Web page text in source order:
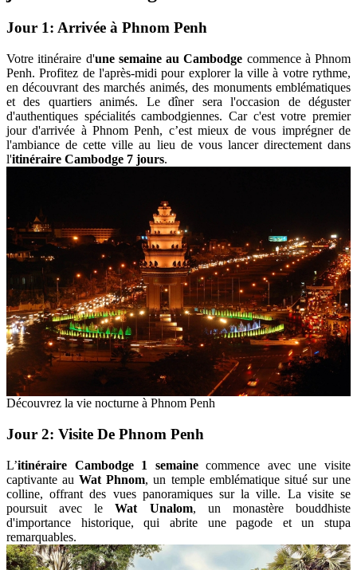
Jour 1: Arrivée à Phnom Penh
Votre itinéraire d'une semaine au Cambodge commence à Phnom
Penh. Profitez de l'après-midi pour explorer la ville à votre rythme,
en découvrant des marchés animés, des monuments emblématiques
et des quartiers animés. Le dîner sera l'occasion de déguster
d'authentiques spécialités cambodgiennes. Car c'est votre premier
jour d'arrivée à Phnom Penh, c’est mieux de vous imprégner de
l'ambiance de cette ville au lieu de vous lancer directement dans
l'itinéraire Cambodge 7 jours.
Découvrez la vie nocturne à Phnom Penh
Jour 2: Visite De Phnom Penh
L’itinéraire Cambodge 1 semainecommence avec une visite
captivante auWat Phnom, un temple emblématique situé sur une
colline, offrant des vues panoramiques sur la ville. La visite se
poursuit avec leWat Unalom, un monastère bouddhiste
d'importance historique, qui abrite une pagode et un stupa
remarquables.